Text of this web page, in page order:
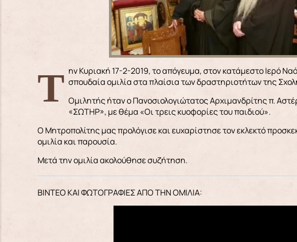
Την Κυριακή 17-2-2019, το απόγευμα, στον κατάμεστο Ιερό Ναό της Υπαπαντής Πόθιας Καλύμνου, έλαβε χώρα μία πολύ σπουδαία ομιλία στα πλαίσια των δραστηριοτήτων της
Ομιλητής ήταν ο Πανοσιολογιώτατος Αρχιμανδρίτης π.
«ΣΩΤΗΡ», με θέμα «Οι τρεις κυοφορίες του παιδιού».
O Μητροπολίτης μας προλόγισε και ευχαρίστησε τον εκλεκτό
ομιλία και παρουσία.
Μετά την ομιλία ακολούθησε συζήτηση.
ΒΙΝΤΕΟ ΚΑΙ ΦΩΤΟΓΡΑΦΙΕΣ ΑΠΟ ΤΗΝ ΟΜΙΛΙΑ: